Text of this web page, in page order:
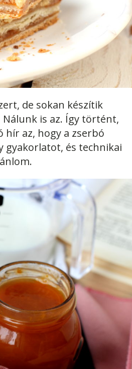
de sokan készítik
Nálunk is az. Így történt,
hír az, hogy a zserbó
gyakorlatot, és technikai